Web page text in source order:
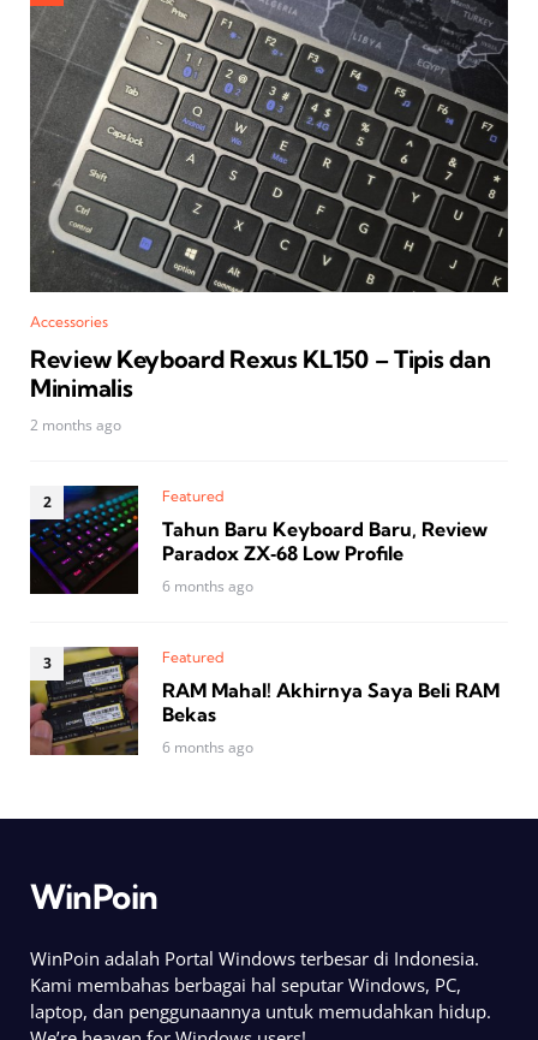
Accessories
Review Keyboard Rexus KL150 – Tipis dan
Minimalis
2 months ago
Featured
Tahun Baru Keyboard Baru, Review
Paradox ZX‑68 Low Profile
6 months ago
Featured
RAM Mahal! Akhirnya Saya Beli RAM
Bekas
6 months ago
WinPoin
WinPoin adalah Portal Windows terbesar di Indonesia.
Kami membahas berbagai hal seputar Windows, PC,
laptop, dan penggunaannya untuk memudahkan hidup.